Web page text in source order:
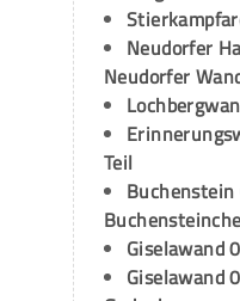
Neudorfer
Neudorfer
Teil
Giselawand
Giselawand